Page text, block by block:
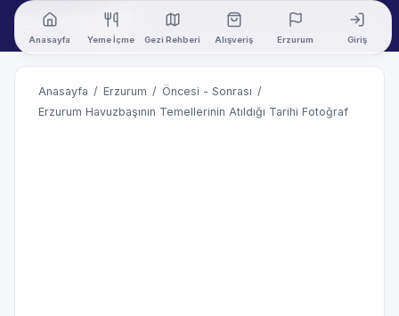
Anasayfa Yeme İçme Gezi Rehberi Alışveriş Erzurum Giriş
Anasayfa / Erzurum / Öncesi - Sonrası /
Erzurum Havuzbaşının Temellerinin Atıldığı Tarihi Fotoğraf